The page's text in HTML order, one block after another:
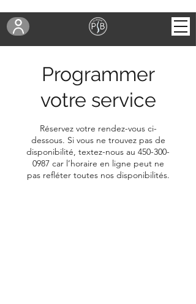
Programmer
votre service
Réservez votre rendez-vous ci-
dessous. Si vous ne trouvez pas de
disponibilité, textez-nous au 450-300-
0987 car l’horaire en ligne peut ne
pas refléter toutes nos disponibilités.